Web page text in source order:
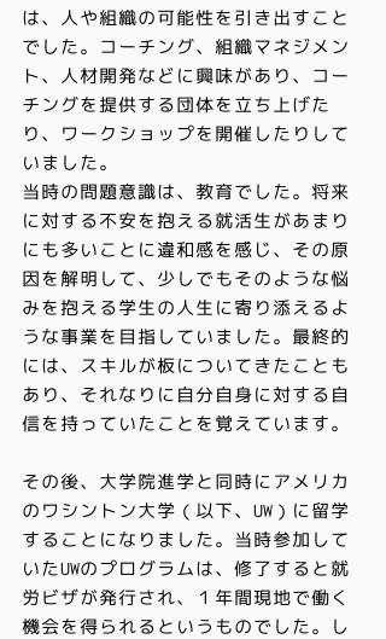
は、人や組織の可能性を引き出すこと
でした。コーチング、組織マネジメン
ト、人材開発などに興味があり、コー
チングを提供する団体を立ち上げた
り、ワークショップを開催したりして
いました。
当時の問題意識は、教育でした。将来
に対する不安を抱える就活生があまり
にも多いことに違和感を感じ、その原
因を解明して、少しでもそのような悩
みを抱える学生の人生に寄り添えるよ
うな事業を目指していました。最終的
には、スキルが板についてきたことも
あり、それなりに自分自身に対する自
信を持っていたことを覚えています。
その後、大学院進学と同時にアメリカ
のワシントン大学（以下、UW）に留学
することになりました。当時参加して
いたUWのプログラムは、修了すると就
労ビザが発行され、１年間現地で働く
機会を得られるというものでした。し